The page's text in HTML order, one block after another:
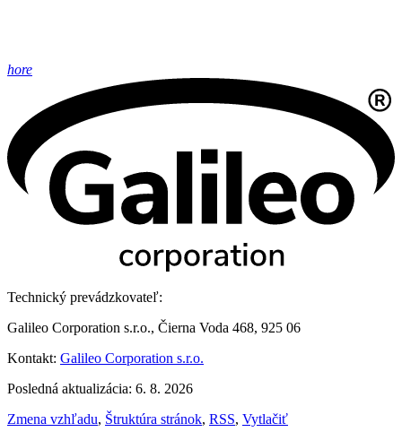
hore
Technický prevádzkovateľ:
Galileo Corporation s.r.o., Čierna Voda 468, 925 06
Kontakt: Galileo Corporation s.r.o.
Posledná aktualizácia: 6. 8. 2026
Zmena vzhľadu, Štruktúra stránok, RSS, Vytlačiť